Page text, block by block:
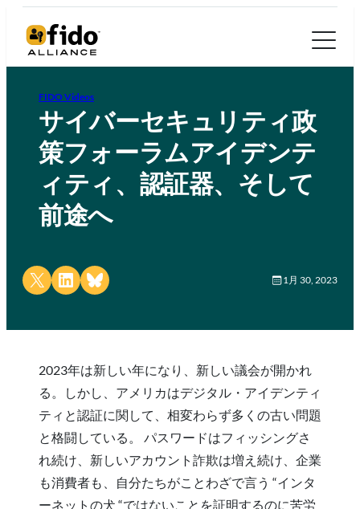
FIDO Videos
サイバーセキュリティ政
策フォーラムアイデンテ
ィティ、認証器、そして
前途へ
Share on X Share on LinkedIn
Share on Bluesky 1月 30, 2023
2023年は新しい年になり、新しい議会が開かれ
る。しかし、アメリカはデジタル・アイデンティ
ティと認証に関して、相変わらず多くの古い問題
と格闘している。 パスワードはフィッシングさ
れ続け、新しいアカウント詐欺は増え続け、企業
も消費者も、自分たちがことわざで言う “インタ
ーネットの犬 “ではないことを証明するのに苦労